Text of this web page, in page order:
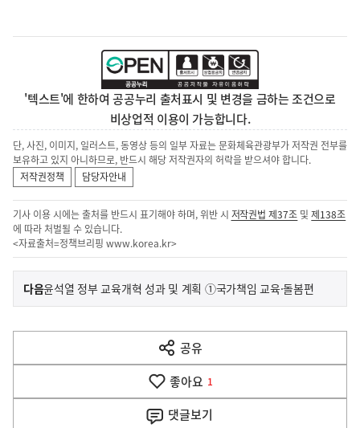
'텍스트'에 한하여 공공누리 출처표시 및 변경을 금하는 조건으로
비상업적 이용이 가능합니다.
단, 사진, 이미지, 일러스트, 동영상 등의 일부 자료는 문화체육관광부가 저작권 전부를
보유하고 있지 아니하므로, 반드시 해당 저작권자의 허락을 받으셔야 합니다.
저작권정책
담당자안내
기사 이용 시에는 출처를 반드시 표기해야 하며, 위반 시 저작권법 제37조 및제138조
에 따라 처벌될 수 있습니다.
<자료출처=정책브리핑 www.korea.kr>
이
전
다
음
다음기
사
윤석열 정부 교육개혁 성과 및 계획 ①국가책임 교육·돌봄편
공유
열
기
좋아요 1
댓글보기